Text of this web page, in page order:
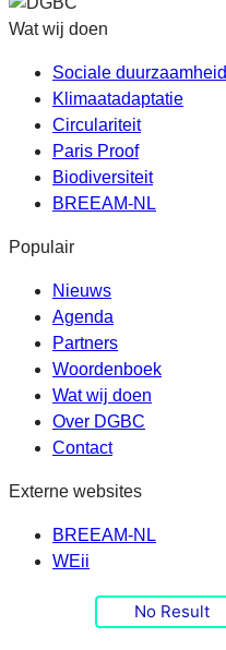
Wat wij doen
Sociale duurzaamheid
Klimaatadaptatie
Circulariteit
Paris Proof
Biodiversiteit
BREEAM-NL
Populair
Nieuws
Agenda
Partners
Woordenboek
Wat wij doen
Over DGBC
Contact
Externe websites
BREEAM-NL
WEii
No Result